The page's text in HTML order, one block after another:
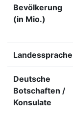
Bevölkerung
(in Mio.)
Landessprache
Deutsche
Botschaften /
Konsulate